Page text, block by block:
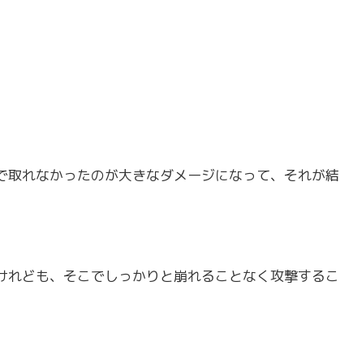
れなかったのが大きなダメージになって、それが結
ども、そこでしっかりと崩れることなく攻撃するこ